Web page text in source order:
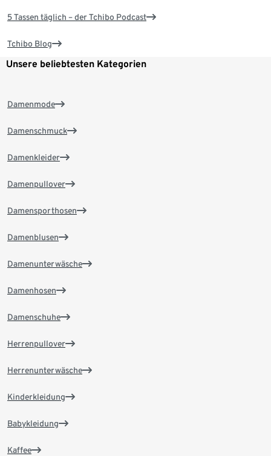
5 Tassen täglich – der Tchibo Podcast
Tchibo Blog
Unsere beliebtesten Kategorien
Damenmode
Damenschmuck
Damenkleider
Damenpullover
Damensporthosen
Damenblusen
Damenunterwäsche
Damenhosen
Damenschuhe
Herrenpullover
Herrenunterwäsche
Kinderkleidung
Babykleidung
Kaffee